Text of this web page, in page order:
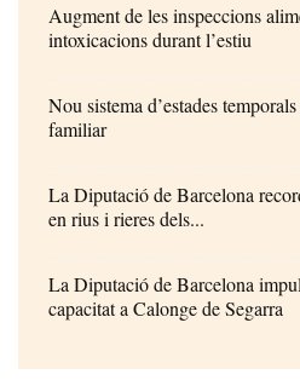
Augment de les inspeccions
intoxicacions durant l’estiu
Nou sistema d’estades
familiar
La Diputació de Barcelona
en rius i rieres dels...
La Diputació de Barcelona
capacitat a Calonge de Segarra